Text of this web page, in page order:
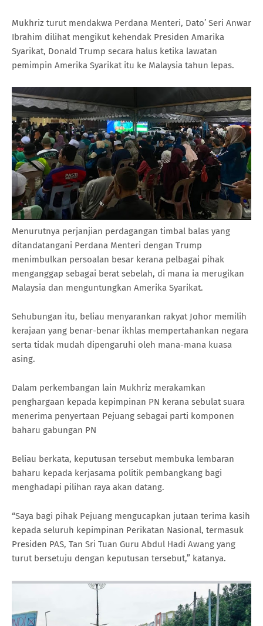
Mukhriz turut mendakwa Perdana Menteri, Dato’ Seri Anwar
Ibrahim dilihat mengikut kehendak Presiden Amarika
Syarikat, Donald Trump secara halus ketika lawatan
pemimpin Amerika Syarikat itu ke Malaysia tahun lepas.
Menurutnya perjanjian perdagangan timbal balas yang
ditandatangani Perdana Menteri dengan Trump
menimbulkan persoalan besar kerana pelbagai pihak
menganggap sebagai berat sebelah, di mana ia merugikan
Malaysia dan menguntungkan Amerika Syarikat.
Sehubungan itu, beliau menyarankan rakyat Johor memilih
kerajaan yang benar-benar ikhlas mempertahankan negara
serta tidak mudah dipengaruhi oleh mana-mana kuasa
asing.
Dalam perkembangan lain Mukhriz merakamkan
penghargaan kepada kepimpinan PN kerana sebulat suara
menerima penyertaan Pejuang sebagai parti komponen
baharu gabungan PN
Beliau berkata, keputusan tersebut membuka lembaran
baharu kepada kerjasama politik pembangkang bagi
menghadapi pilihan raya akan datang.
“Saya bagi pihak Pejuang mengucapkan jutaan terima kasih
kepada seluruh kepimpinan Perikatan Nasional, termasuk
Presiden PAS, Tan Sri Tuan Guru Abdul Hadi Awang yang
turut bersetuju dengan keputusan tersebut,” katanya.